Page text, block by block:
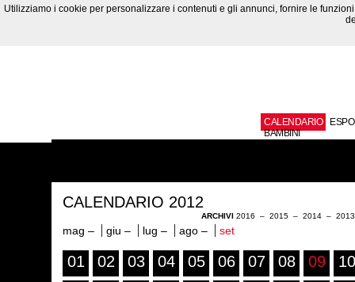
CALENDARIO
BAMBINI
CALENDARIO 2012
ARCHIVI 2016 – 2015 – 2014 –
mag – giu – lug – ago – set
01 02 03 04 05 06 07 08 09
10
Utilizziamo i cookie per personalizzare i contenuti e gli annunci, fornire le